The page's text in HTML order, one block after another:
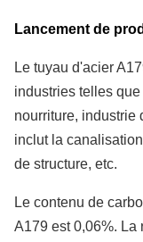
Lancement de
Le tuyau d'acier
industries telles
nourriture, industrie
inclut la
de structure, etc.
Le contenu de
A179 est 0,06%. La